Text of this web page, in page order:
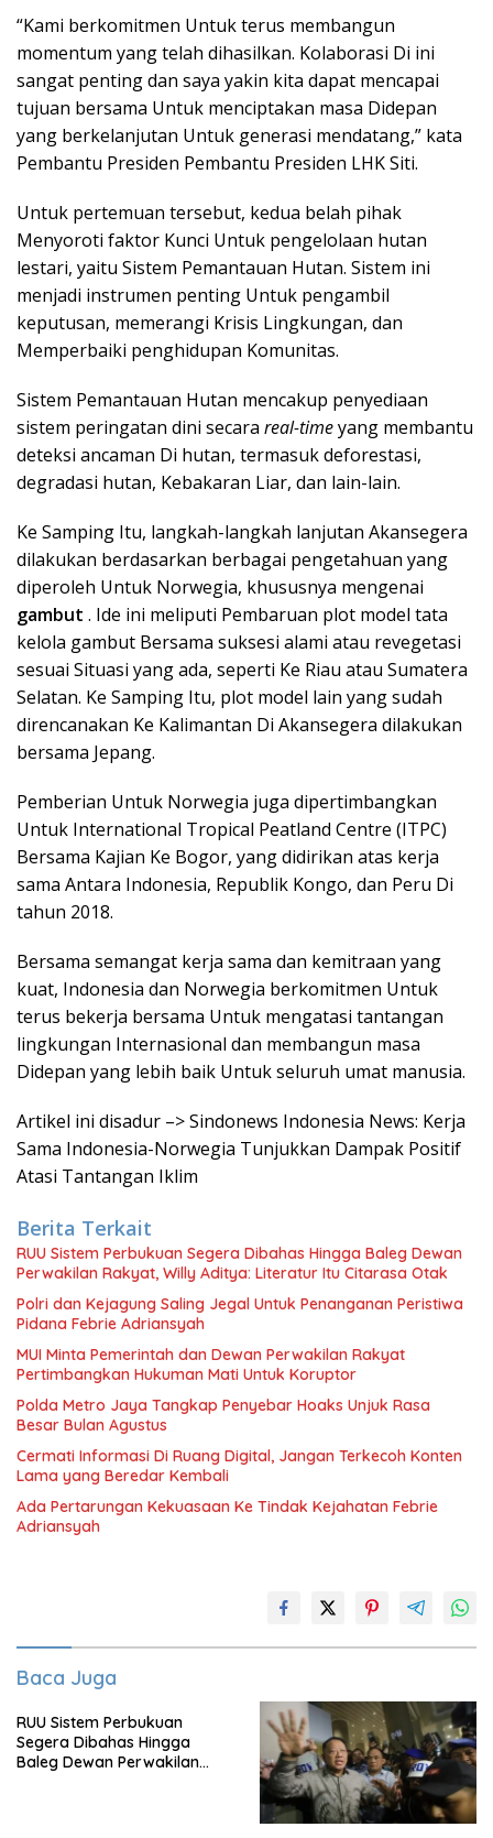
“Kami berkomitmen Untuk terus membangun
momentum yang telah dihasilkan. Kolaborasi Di ini
sangat penting dan saya yakin kita dapat mencapai
tujuan bersama Untuk menciptakan masa Didepan
yang berkelanjutan Untuk generasi mendatang,” kata
Pembantu Presiden Pembantu Presiden LHK Siti.
Untuk pertemuan tersebut, kedua belah pihak
Menyoroti faktor Kunci Untuk pengelolaan hutan
lestari, yaitu Sistem Pemantauan Hutan. Sistem ini
menjadi instrumen penting Untuk pengambil
keputusan, memerangi Krisis Lingkungan, dan
Memperbaiki penghidupan Komunitas.
Sistem Pemantauan Hutan mencakup penyediaan
sistem peringatan dini secara real-timeyang membantu
deteksi ancaman Di hutan, termasuk deforestasi,
degradasi hutan, Kebakaran Liar, dan lain-lain.
Ke Samping Itu, langkah-langkah lanjutan Akansegera
dilakukan berdasarkan berbagai pengetahuan yang
diperoleh Untuk Norwegia, khususnya mengenai
gambut . Ide ini meliputi Pembaruan plot model tata
kelola gambut Bersama suksesi alami atau revegetasi
sesuai Situasi yang ada, seperti Ke Riau atau Sumatera
Selatan. Ke Samping Itu, plot model lain yang sudah
direncanakan Ke Kalimantan Di Akansegera dilakukan
bersama Jepang.
Pemberian Untuk Norwegia juga dipertimbangkan
Untuk International Tropical Peatland Centre (ITPC)
Bersama Kajian Ke Bogor, yang didirikan atas kerja
sama Antara Indonesia, Republik Kongo, dan Peru Di
tahun 2018.
Bersama semangat kerja sama dan kemitraan yang
kuat, Indonesia dan Norwegia berkomitmen Untuk
terus bekerja bersama Untuk mengatasi tantangan
lingkungan Internasional dan membangun masa
Didepan yang lebih baik Untuk seluruh umat manusia.
Artikel ini disadur –> Sindonews Indonesia News: Kerja
Sama Indonesia-Norwegia Tunjukkan Dampak Positif
Atasi Tantangan Iklim
Berita Terkait
RUU Sistem Perbukuan Segera Dibahas Hingga Baleg Dewan
Perwakilan Rakyat, Willy Aditya: Literatur Itu Citarasa Otak
Polri dan Kejagung Saling Jegal Untuk Penanganan Peristiwa
Pidana Febrie Adriansyah
MUI Minta Pemerintah dan Dewan Perwakilan Rakyat
Pertimbangkan Hukuman Mati Untuk Koruptor
Polda Metro Jaya Tangkap Penyebar Hoaks Unjuk Rasa
Besar Bulan Agustus
Cermati Informasi Di Ruang Digital, Jangan Terkecoh Konten
Lama yang Beredar Kembali
Ada Pertarungan Kekuasaan Ke Tindak Kejahatan Febrie
Adriansyah
Baca Juga
RUU Sistem Perbukuan
Segera Dibahas Hingga
Baleg Dewan Perwakilan